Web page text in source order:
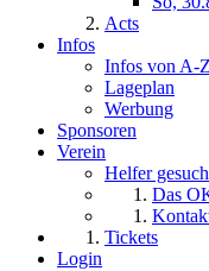
Acts
Infos
Infos von A-Z
Lageplan
Werbung
Sponsoren
Verein
Helfer
Das
Tickets
Login